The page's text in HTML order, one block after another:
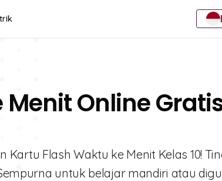
Online
Flash Waktu ke Menit Kelas 10!
untuk belajar mandiri atau